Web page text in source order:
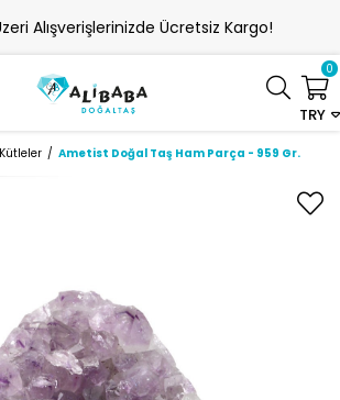
Alışverişlerinizde Ücretsiz Kargo!
TRY
0
Ametist Doğal Taş Ham Parça - 959 Gr.